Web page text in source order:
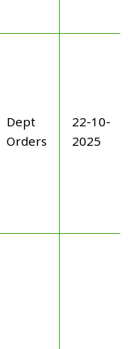
Dept
Orders
22-10-
2025